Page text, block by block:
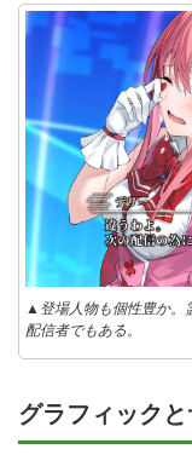
▲登場人物も個性豊か。
配信者でもある。
グラフィック